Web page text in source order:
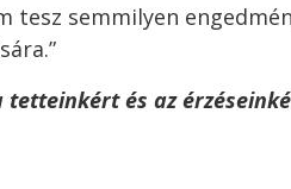
tesz semmilyen
tetteinkért és az